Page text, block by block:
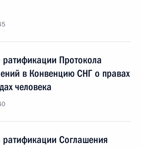
Протокола
в Конвенцию СНГ о правах
человека
Соглашения